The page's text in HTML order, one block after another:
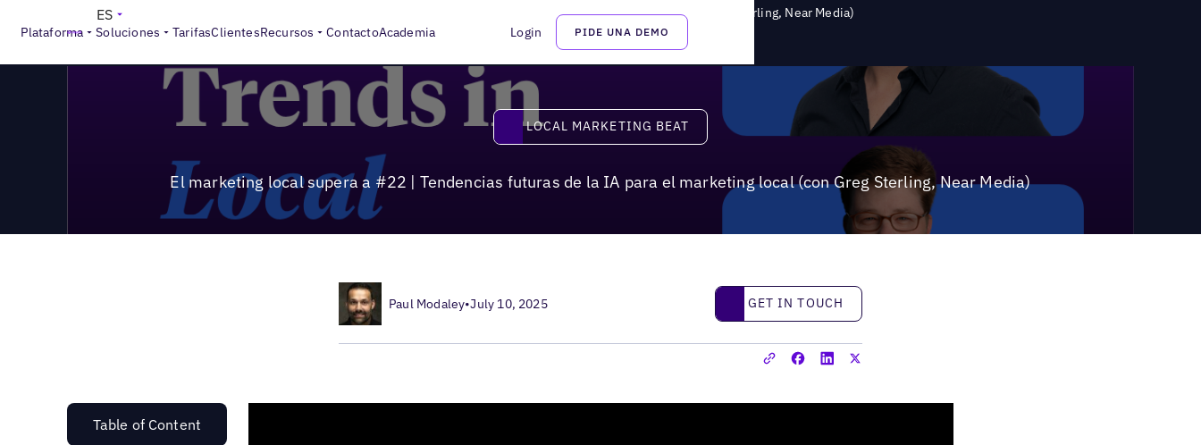
Plataforma Soluciones TarifasClientesRecursos ContactoAcademia Login PIDE UNA DEMO
ES
Local Marketing Beat El marketing local supera a #22 | Tendencias futuras de la IA para el marketing local (con Greg Sterling, Near Media)
Local Marketing Beat
LOCAL MARKETING BEAT
El marketing local supera a #22 | Tendencias futuras de la IA para el marketing local (con Greg Sterling, Near Media)
Paul Modaley•July 10, 2025 Get in touch
GET IN TOUCH
Table of Content